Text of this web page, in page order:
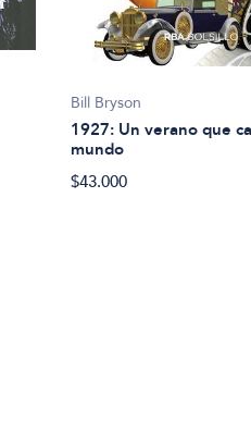
Bill Bryson
1927: Un verano que
mundo
$43.000